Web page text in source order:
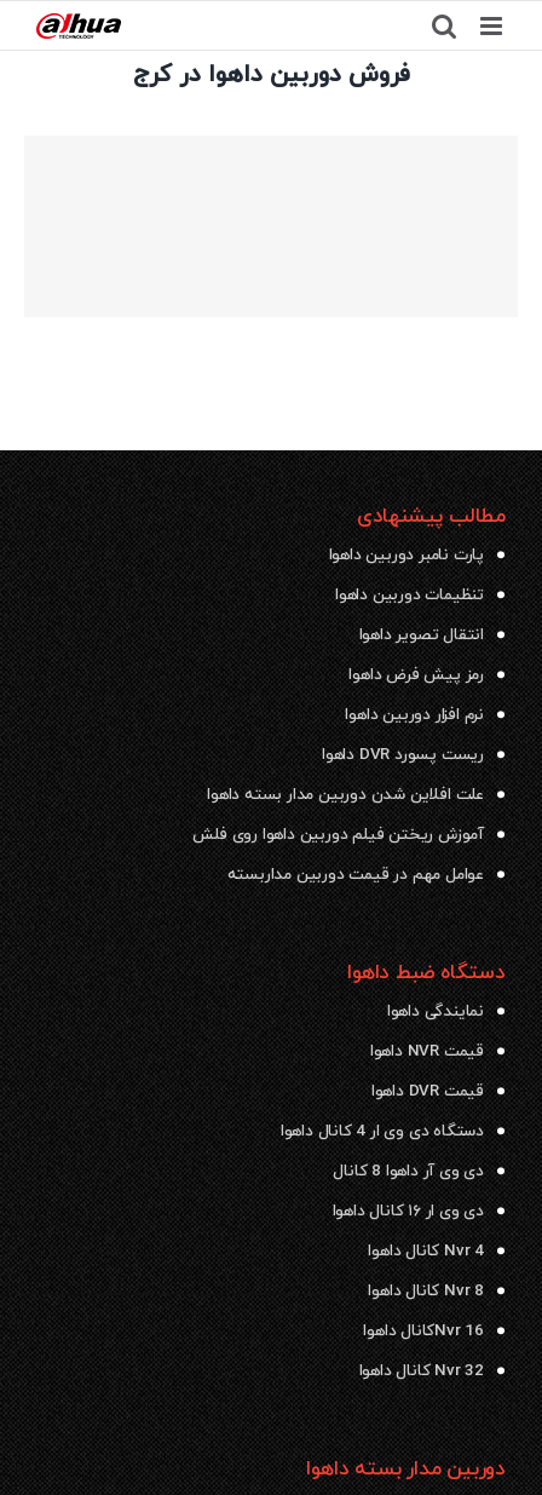
to
فروش دوربین داهوا در کرج
مطالب پیشنهادی
پارت نامبر دوربین داهوا
تنظیمات دوربین داهوا
انتقال تصویر داهوا
رمز پیش فرض داهوا
نرم افزار دوربین داهوا
ریست پسورد DVR داهوا
علت افلاین شدن دوربین مدار بسته داهوا
آموزش ریختن فیلم دوربین داهوا روی فلش
عوامل مهم در قیمت دوربین مداربسته
دستگاه ضبط داهوا
نمایندگی داهوا
قیمت NVR داهوا
قیمت DVR داهوا
دستگاه دی وی ار 4 کانال داهوا
دی وی آر داهوا 8 کانال
دی وی ار ۱۶ کانال داهوا
Nvr 4 کانال داهوا
Nvr 8 کانال داهوا
Nvr 16کانال داهوا
Nvr 32 کانال داهوا
دوربین مدار بسته داهوا